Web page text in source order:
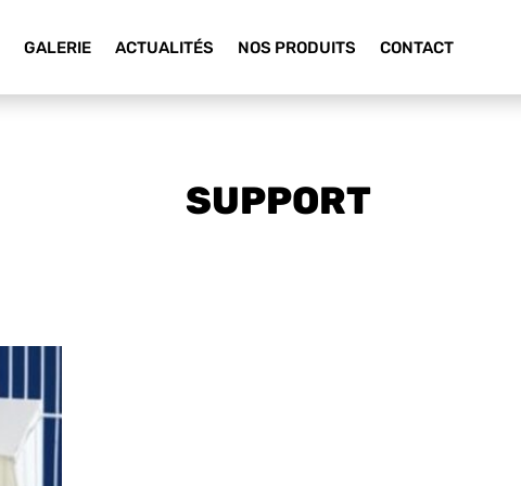
GALERIE ACTUALITÉS NOS PRODUITS CONTACT
SUPPORT